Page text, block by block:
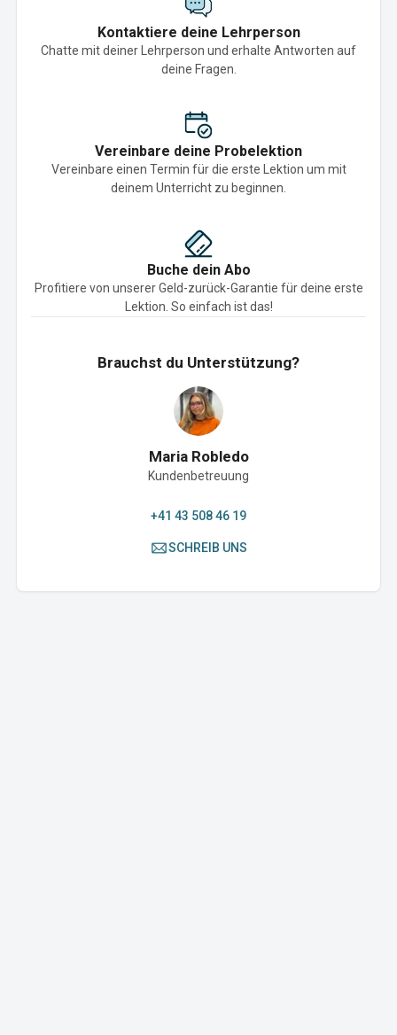
Kontaktiere deine Lehrperson
Chatte mit deiner Lehrperson und erhalte Antworten auf
deine Fragen.
Vereinbare deine Probelektion
Vereinbare einen Termin für die erste Lektion um mit
deinem Unterricht zu beginnen.
Buche dein Abo
Profitiere von unserer Geld-zurück-Garantie für deine erste
Lektion. So einfach ist das!
Brauchst du Unterstützung?
Maria Robledo
Kundenbetreuung
+41 43 508 46 19
SCHREIB UNS